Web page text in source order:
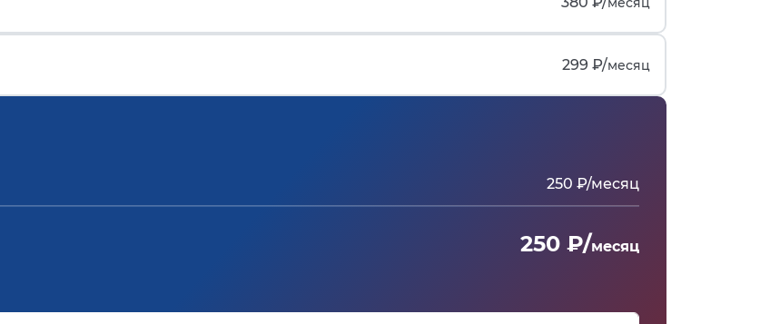
299 ₽/месяц
250 ₽/месяц
250 ₽/месяц